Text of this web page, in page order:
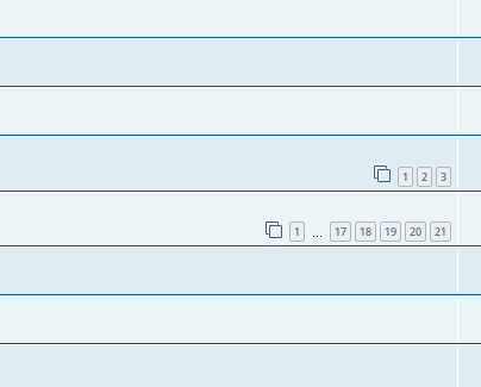
1 2 3
1 17 18 19 20 21